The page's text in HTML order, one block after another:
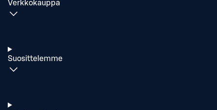
Verkkokauppa
Suosittelemme